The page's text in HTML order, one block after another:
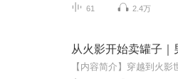
61 2.4万
从火影开始卖罐子｜